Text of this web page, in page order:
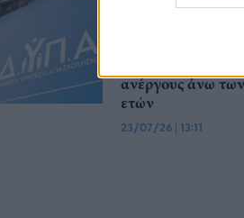
ΔΥΠΑ: Στις αρχές
ανέργους άνω
ετών
23/07/26 | 13:11